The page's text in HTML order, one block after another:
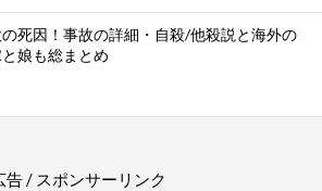
死因！事故の詳細・自殺/他殺説と海外の
娘も総まとめ
告 / スポンサーリンク